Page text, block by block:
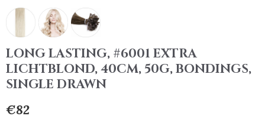
LONG LASTING, #6001 EXTRA
LICHTBLOND, 40CM, 50G, BONDINGS,
SINGLE DRAWN
€82